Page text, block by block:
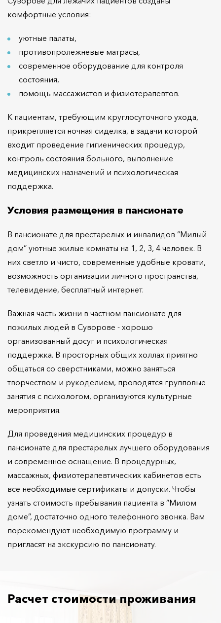
комфортные условия:
уютные палаты,
противопролежневые матрасы,
современное оборудование для контроля
состояния,
помощь массажистов и физиотерапевтов.
К пациентам, требующим круглосуточного ухода,
прикрепляется ночная сиделка, в задачи которой
входит проведение гигиенических процедур,
контроль состояния больного, выполнение
медицинских назначений и психологическая
поддержка.
Условия размещения в пансионате
В пансионате для престарелых и инвалидов “Милый
дом” уютные жилые комнаты на 1, 2, 3, 4 человек. В
них светло и чисто, современные удобные кровати,
возможность организации личного пространства,
телевидение, бесплатный интернет.
Важная часть жизни в частном пансионате для
пожилых людей в Суворове - хорошо
организованный досуг и психологическая
поддержка. В просторных общих холлах приятно
общаться со сверстниками, можно заняться
творчеством и рукоделием, проводятся групповые
занятия с психологом, организуются культурные
мероприятия.
Для проведения медицинских процедур в
пансионате для престарелых лучшего оборудования
и современное оснащение. В процедурных,
массажных, физиотерапевтических кабинетов есть
все необходимые сертификаты и допуски. Чтобы
узнать стоимость пребывания пациента в “Милом
доме”, достаточно одного телефонного звонка. Вам
порекомендуют необходимую программу и
пригласят на экскурсию по пансионату.
Расчет стоимости проживания